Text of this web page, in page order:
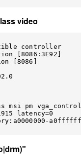
video
controller
[8086:3E92]
[8086]
pm
latency=0